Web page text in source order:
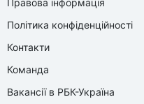
Політика конфіденційності
Контакти
Команда
Вакансії в РБК-Україна